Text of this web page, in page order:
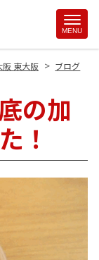
MENU
阪 東大阪 > ブログ
の加
！